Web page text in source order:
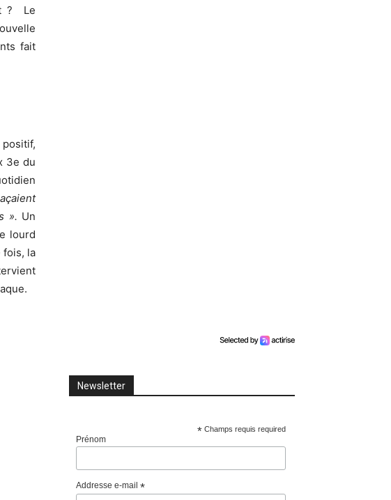
? Le
fait
3e du
». Un
lourd
fois, la
Newsletter
* Champs requis required
Prénom
Addresse e-mail *